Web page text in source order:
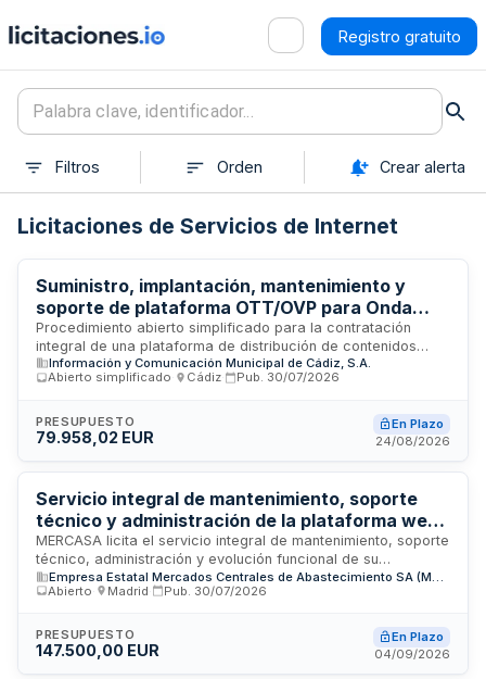
Registro gratuito
Filtros Orden Crear alerta
Licitaciones de Servicios de Internet
Suministro, implantación, mantenimiento y
soporte de plataforma OTT/OVP para Onda
Cádiz RTV
Procedimiento abierto simplificado para la contratación
integral de una plataforma de distribución de contenidos
audiovisuales en línea (OTT/OVP) destinada a Onda Cádiz
RTV. El contrato incluye el suministro de la plataforma
soporte técnico especializado. La entidad contratante es la
Sociedad Información y Comunicación Municipal de Cádiz,
distribución de contenidos de streaming audiovisual.
Información y Comunicación Municipal de Cádiz, S.A.
Abierto simplificado
Cádiz Pub. 30/07/2026
PRESUPUESTO
79.958,02 EUR
En Plazo
24/08/2026
Servicio integral de mantenimiento, soporte
técnico y administración de la plataforma web
corporativa de MERCASA
MERCASA licita el servicio integral de mantenimiento, soporte
técnico, administración y evolución funcional de su
plataforma web corporativa, que incluye el sitio web
principal www.mercasa.es, sitios web asociados y activos
documentación. El contrato se rige por la Ley de Contratos
del Sector Público y se tramita mediante procedimiento
Abierto
Madrid Pub. 30/07/2026
PRESUPUESTO
147.500,00 EUR
En Plazo
04/09/2026